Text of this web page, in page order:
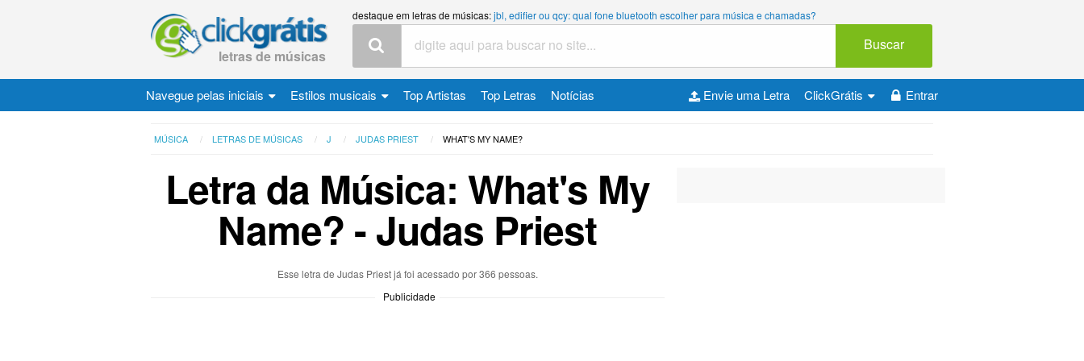
letras de músicas
destaque em letras de músicas:jbl, edifier ou qcy: qual fone bluetooth escolher para música e chamadas?
Buscar
Navegue pelas iniciais Estilos musicais Top Artistas Top Letras Notícias Entrar
ClickGrátis
Envie uma Letra
MÚSICA LETRAS DE MÚSICAS J JUDAS PRIEST WHAT'S MY NAME?
Letra da Música: What's My
Name? - Judas Priest
Esse letra de Judas Priest já foi acessado por 366 pessoas.
Publicidade